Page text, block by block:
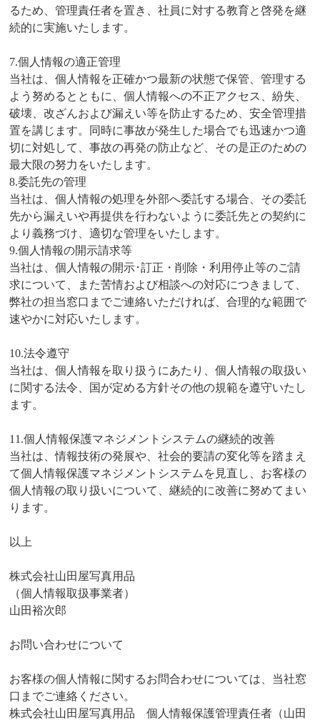
るため、管理責任者を置き、社員に対する教育と啓発を継
続的に実施いたします。
7.個人情報の適正管理
当社は、個人情報を正確かつ最新の状態で保管、管理する
よう努めるとともに、個人情報への不正アクセス、紛失、
破壊、改ざんおよび漏えい等を防止するため、安全管理措
置を講じます。同時に事故が発生した場合でも迅速かつ適
切に対処して、事故の再発の防止など、その是正のための
最大限の努力をいたします。
8.委託先の管理
当社は、個人情報の処理を外部へ委託する場合、その委託
先から漏えいや再提供を行わないように委託先との契約に
より義務づけ、適切な管理をいたします。
9.個人情報の開示請求等
当社は、個人情報の開示･訂正・削除・利用停止等のご請
求について、また苦情および相談への対応につきまして、
弊社の担当窓口までご連絡いただければ、合理的な範囲で
速やかに対応いたします。
10.法令遵守
当社は、個人情報を取り扱うにあたり、個人情報の取扱い
に関する法令、国が定める方針その他の規範を遵守いたし
ます。
11.個人情報保護マネジメントシステムの継続的改善
当社は、情報技術の発展や、社会的要請の変化等を踏まえ
て個人情報保護マネジメントシステムを見直し、お客様の
個人情報の取り扱いについて、継続的に改善に努めてまい
ります。
以上
株式会社山田屋写真用品
（個人情報取扱事業者）
山田裕次郎
お問い合わせについて
お客様の個人情報に関するお問合わせについては、当社窓
口までご連絡ください。
株式会社山田屋写真用品 個人情報保護管理責任者（山田